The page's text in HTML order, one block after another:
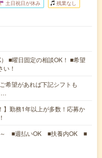
土日祝日が休み 残業なし
■曜日固定の相談OK！ ■希望
！
希望があれば下記シフトも
…
】勤務1年以上が多数！応募か
～ ■週払いOK ■扶養内OK ■